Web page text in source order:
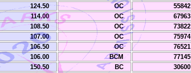
124.50 OC
55842
114.00 OC
67963
108.50 OC
73822
107.00 OC
75974
106.50 OC
76521
106.00 BCM
77145
150.50 BC
30600